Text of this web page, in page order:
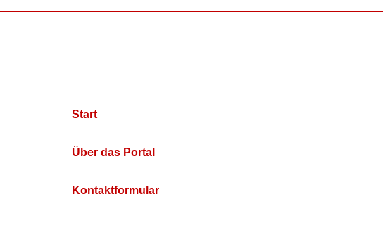
Start
Über das Portal
Kontaktformular